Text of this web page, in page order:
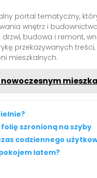
portal tematyczny,
wnętrz i
budowa i remont,
przekazywanych
mieszkalnych.
szronioną na szyby
codziennego
latem?